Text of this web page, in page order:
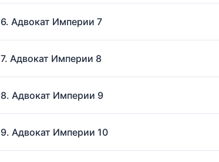
6. Адвокат Империи 7
7. Адвокат Империи 8
8. Адвокат Империи 9
9. Адвокат Империи 10